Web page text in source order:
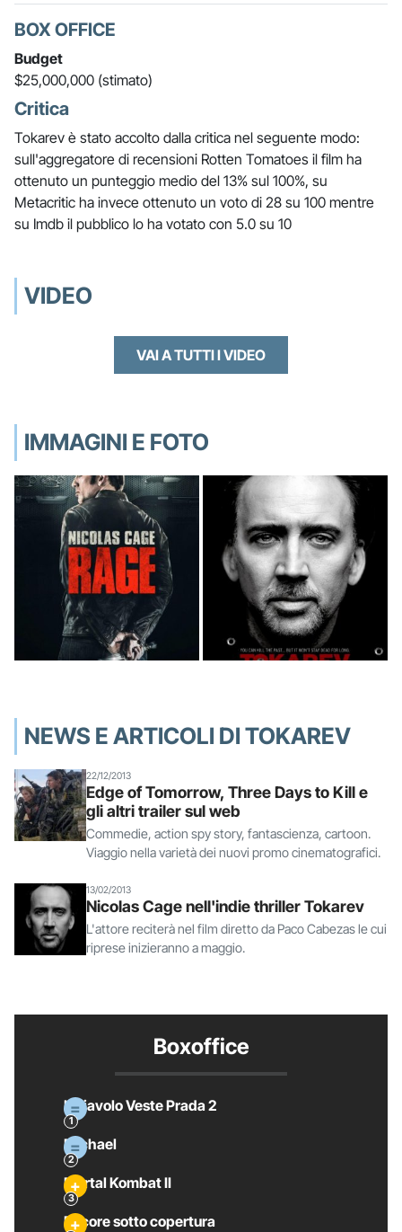
BOX OFFICE
Budget
$25,000,000 (stimato)
Critica
Tokarev è stato accolto dalla critica nel seguente modo:
sull'aggregatore di recensioni Rotten Tomatoes il film ha
ottenuto un punteggio medio del 13% sul 100%, su
Metacritic ha invece ottenuto un voto di 28 su 100 mentre
su Imdb il pubblico lo ha votato con 5.0 su 10
VIDEO
VAI A TUTTI I VIDEO
IMMAGINI E FOTO
NEWS E ARTICOLI DI TOKAREV
22/12/2013
Edge of Tomorrow, Three Days to Kill e
gli altri trailer sul web
Commedie, action spy story, fantascienza, cartoon.
Viaggio nella varietà dei nuovi promo cinematografici.
13/02/2013
Nicolas Cage nell'indie thriller Tokarev
L'attore reciterà nel film diretto da Paco Cabezas le cui
riprese inizieranno a maggio.
Boxoffice
Il Diavolo Veste Prada 2
Michael
Mortal Kombat II
Pecore sotto copertura